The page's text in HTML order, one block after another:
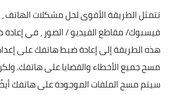
تتمثل الطريقة الأقوى لحل مشكلات الهاتف
فيسبوك/ مقاطع الفيديو / الصور ، في
هذه الطريقة إلى إعادة ضبط هاتفك على
مسح جميع الأخطاء والقضايا على هاتفك.
سيتم مسح الملفات الموجودة على هاتفك